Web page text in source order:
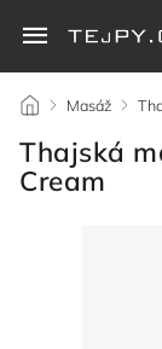
/ Masáž /
Thajská
Cream